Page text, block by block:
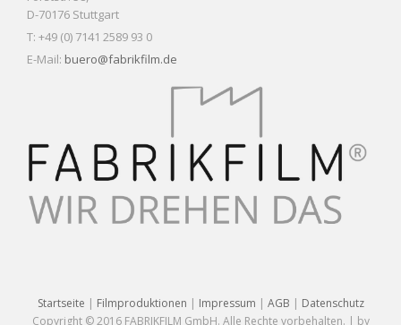
D-70176 Stuttgart
T: +49 (0) 7141 2589 93 0
E-Mail: buero@fabrikfilm.de
Startseite | Filmproduktionen | Impressum | AGB | Datenschutz
Copyright © 2016 FABRIKFILM GmbH. Alle Rechte vorbehalten. | by